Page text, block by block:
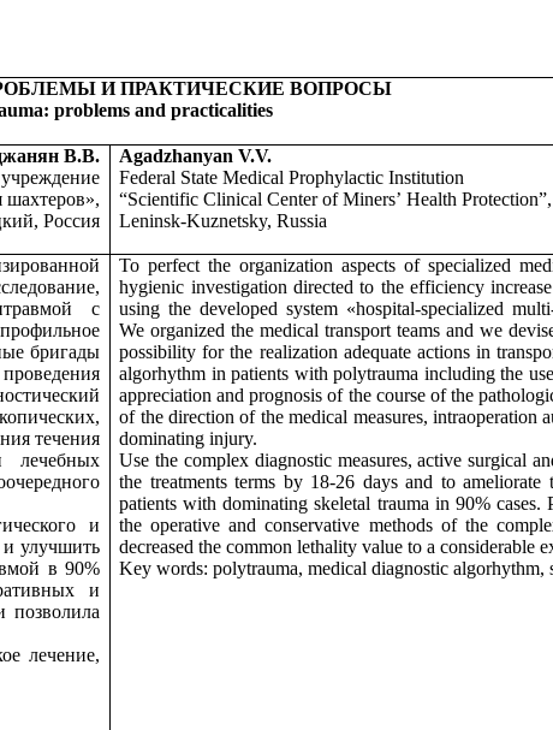
И ПРАКТИЧЕСКИЕ ВОПРОСЫ
problems and practicalities
В.В.
шахтеров»,
Россия
Agadzhanyan V.V.
Federal State Medical Prophylactic Institution
“Scientific Clinical Center of Miners’ Health Protection”,
Leninsk-Kuznetsky, Russia
с
бригады
течения
лечебных
и
и улучшить
в 90%
и
позволила
лечение,
То perfect the organization aspects of specialized
hygienic investigation directed to the efficiency
using the developed system «hospital-specialized
We organized the medical transport teams and we
possibility for the realization adequate actions in
algorhythm in patients with polytrauma including the
appreciation and prognosis of the course of the
of the direction of the medical measures, intraoperation
dominating injury.
Use the complex diagnostic measures, active surgical
the treatments terms by 18-26 days and to
patients with dominating skeletal trauma in 90% cases.
the operative and conservative methods of the
decreased the common lethality value to a considerable
Key words: polytrauma, medical diagnostic algorhythm,